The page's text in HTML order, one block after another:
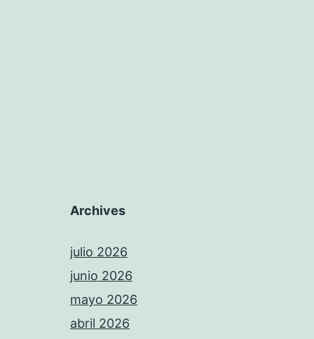
Archives
julio 2026
junio 2026
mayo 2026
abril 2026